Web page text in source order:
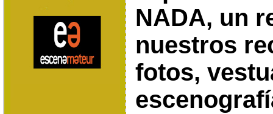
NADA, un
nuestros
fotos,